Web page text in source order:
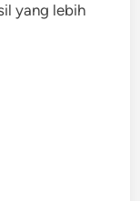
yang lebih